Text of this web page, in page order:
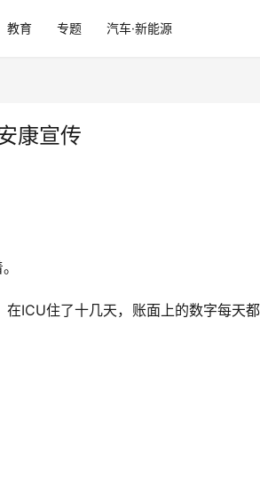
教育 专题 汽车·新能源
康宣传
ICU住了十几天，账面上的数字每天